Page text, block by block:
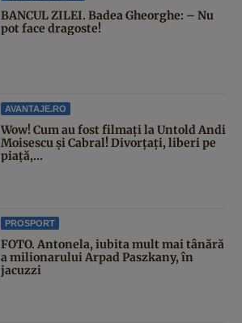
BANCUL ZILEI. Badea Gheorghe: – Nu
pot face dragoste!
AVANTAJE.RO
Wow! Cum au fost filmați la Untold Andi
Moisescu și Cabral! Divorțați, liberi pe
piață,...
PROSPORT
FOTO. Antonela, iubita mult mai tânără
a milionarului Arpad Paszkany, în
jacuzzi